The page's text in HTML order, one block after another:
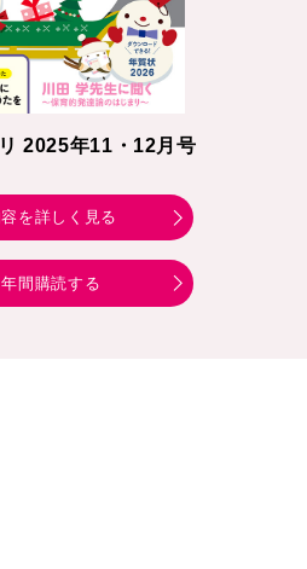
2025年11・12月号
を詳しく見る
年間購読する